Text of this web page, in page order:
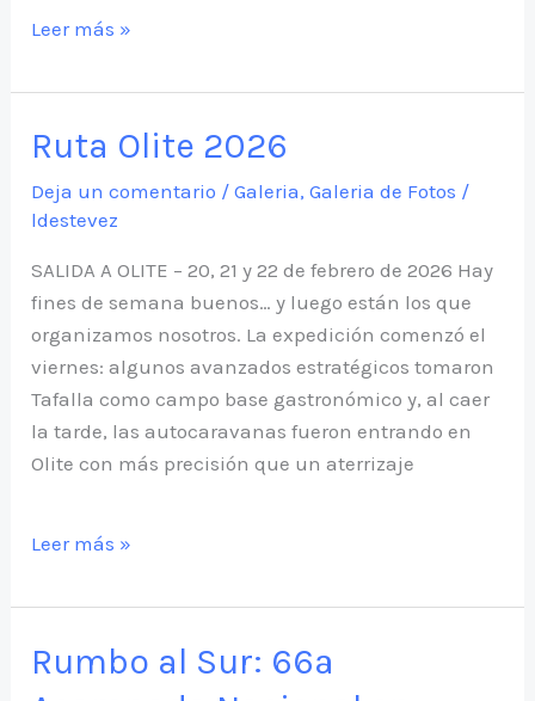
¡ATENCIÓN
SE
VIENE
LA
Leer más »
Ruta Olite 2026
Deja un comentario /Galeria,Galeria de Fotos /
ldestevez
SALIDA A OLITE – 20, 21 y 22 de febrero de 2026 Hay
fines de semana buenos… y luego están los que
organizamos nosotros. La expedición comenzó el
viernes: algunos avanzados estratégicos tomaron
Tafalla como campo base gastronómico y, al caer
la tarde, las autocaravanas fueron entrando en
Olite con más precisión que un aterrizaje
Ruta
2026
Leer más »
Rumbo al Sur: 66ª